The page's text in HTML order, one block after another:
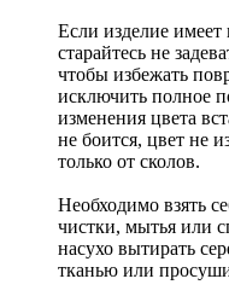
Если изделие имеет
старайтесь не
чтобы избежать
исключить полное
изменения цвета
не боится, цвет не
только от сколов.
Необходимо взять
чистки, мытья или
насухо вытирать
тканью или